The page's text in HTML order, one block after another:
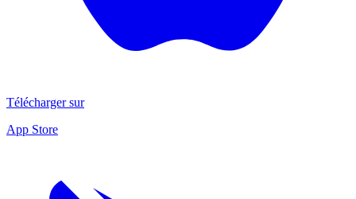
Télécharger sur
App Store